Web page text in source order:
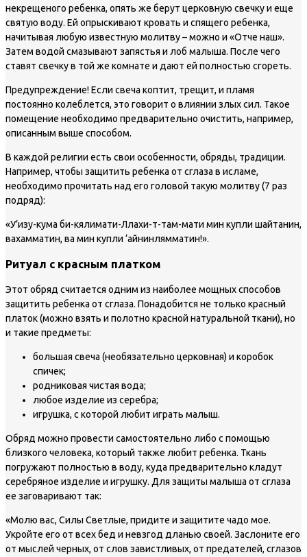
некрещеного ребенка, опять же берут церковную свечку и еще
святую воду. Ей опрыскивают кровать и спящего ребенка,
начитывая любую известную молитву – можно и «Отче наш».
Затем водой смазывают запястья и лоб малыша. После чего
ставят свечку в той же комнате и дают ей полностью сгореть.
Предупреждение!Если свеча коптит, трещит, и пламя
постоянно колеблется, это говорит о влиянии злых сил. Такое
помещение необходимо предварительно очистить, например,
описанным выше способом.
В каждой религии есть свои особенности, обряды, традиции.
Например, чтобы защитить ребенка от сглаза в исламе,
необходимо прочитать над его головой такую молитву (7 раз
подряд):
«У’изу-кума би-кялимати-Ллахи-т-там-мати мин купли шайтанин,
вахамматин, ва мин купли ‘айнинлямматин!».
Ритуал с красным платком
Этот обряд считается одним из наиболее мощных способов
защитить ребенка от сглаза. Понадобится не только красный
платок (можно взять и полотно красной натуральной ткани), но
и такие предметы:
большая свеча (необязательно церковная) и коробок
спичек;
родниковая чистая вода;
любое изделие из серебра;
игрушка, с которой любит играть малыш.
Обряд можно провести самостоятельно либо с помощью
близкого человека, который также любит ребенка. Ткань
погружают полностью в воду, куда предварительно кладут
серебряное изделие и игрушку. Для защиты малыша от сглаза
ее заговаривают так:
«Молю вас, Силы Светлые, придите и защитите чадо мое.
Укройте его от всех бед и невзгод дланью своей. Заслоните его
от мыслей черных, от слов завистливых, от предателей, сглазов